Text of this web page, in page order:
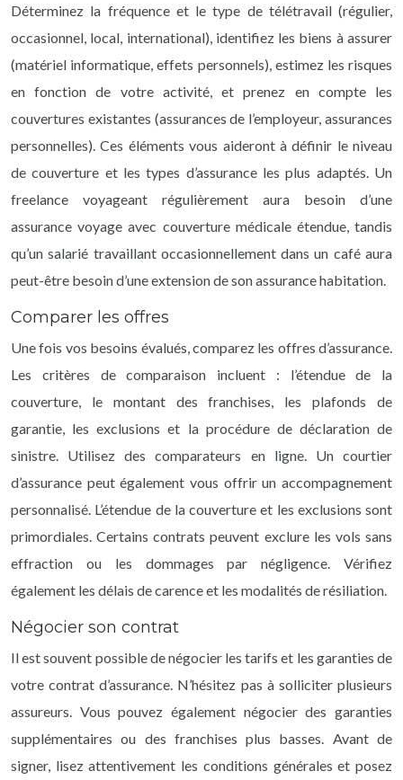
Déterminez la fréquence et le type de télétravail (régulier,
occasionnel, local, international), identifiez les biens à assurer
(matériel informatique, effets personnels), estimez les risques
en fonction de votre activité, et prenez en compte les
couvertures existantes (assurances de l’employeur, assurances
personnelles). Ces éléments vous aideront à définir le niveau
de couverture et les types d’assurance les plus adaptés. Un
freelance voyageant régulièrement aura besoin d’une
assurance voyage avec couverture médicale étendue, tandis
qu’un salarié travaillant occasionnellement dans un café aura
peut-être besoin d’une extension de son assurance habitation.
Comparer les offres
Une fois vos besoins évalués, comparez les offres d’assurance.
Les critères de comparaison incluent : l’étendue de la
couverture, le montant des franchises, les plafonds de
garantie, les exclusions et la procédure de déclaration de
sinistre. Utilisez des comparateurs en ligne. Un courtier
d’assurance peut également vous offrir un accompagnement
personnalisé. L’étendue de la couverture et les exclusions sont
primordiales. Certains contrats peuvent exclure les vols sans
effraction ou les dommages par négligence. Vérifiez
également les délais de carence et les modalités de résiliation.
Négocier son contrat
Il est souvent possible de négocier les tarifs et les garanties de
votre contrat d’assurance. N’hésitez pas à solliciter plusieurs
assureurs. Vous pouvez également négocier des garanties
supplémentaires ou des franchises plus basses. Avant de
signer, lisez attentivement les conditions générales et posez